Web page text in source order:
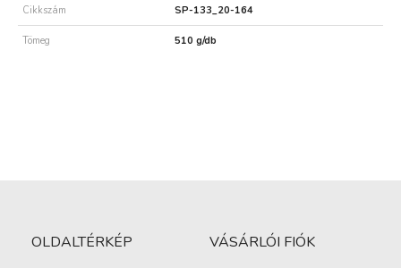
Cikkszám SP-133_20-164
Tömeg 510 g/db
OLDALTÉRKÉP VÁSÁRLÓI FIÓK